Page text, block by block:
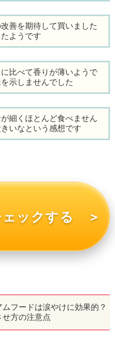
善を期待して買いました
ようです
比べて香りが薄いようで
示しませんでした
細くほとんど食べません
いなという感想です
ェックする ＞
フードは涙やけに効果的？
せ方の注意点